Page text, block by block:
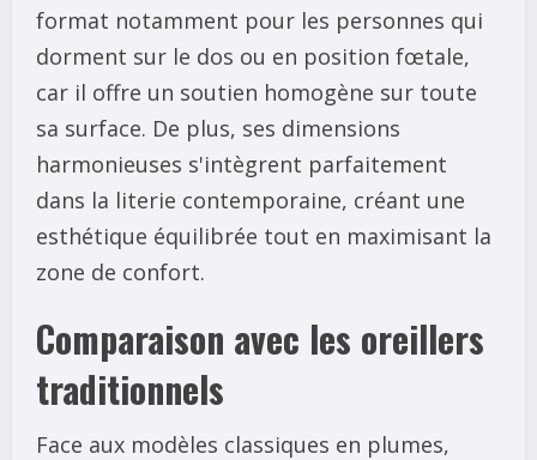
format notamment pour les personnes qui
dorment sur le dos ou en position fœtale,
car il offre un soutien homogène sur toute
sa surface. De plus, ses dimensions
harmonieuses s'intègrent parfaitement
dans la literie contemporaine, créant une
esthétique équilibrée tout en maximisant la
zone de confort.
Comparaison avec les oreillers
traditionnels
Face aux modèles classiques en plumes,